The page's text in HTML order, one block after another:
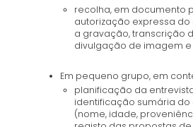
recolha, em documento
autorização expressa
a gravação, transcrição
divulgação de imagem e
Em pequeno grupo, em
planificação da
identificação sumária do
(nome, idade,